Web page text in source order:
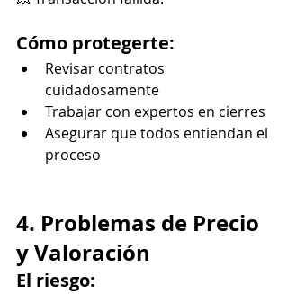
Cómo protegerte:
Revisar contratos
cuidadosamente
Trabajar con expertos en cierres
Asegurar que todos entiendan el
proceso
4. Problemas de Precio
y Valoración
El riesgo: